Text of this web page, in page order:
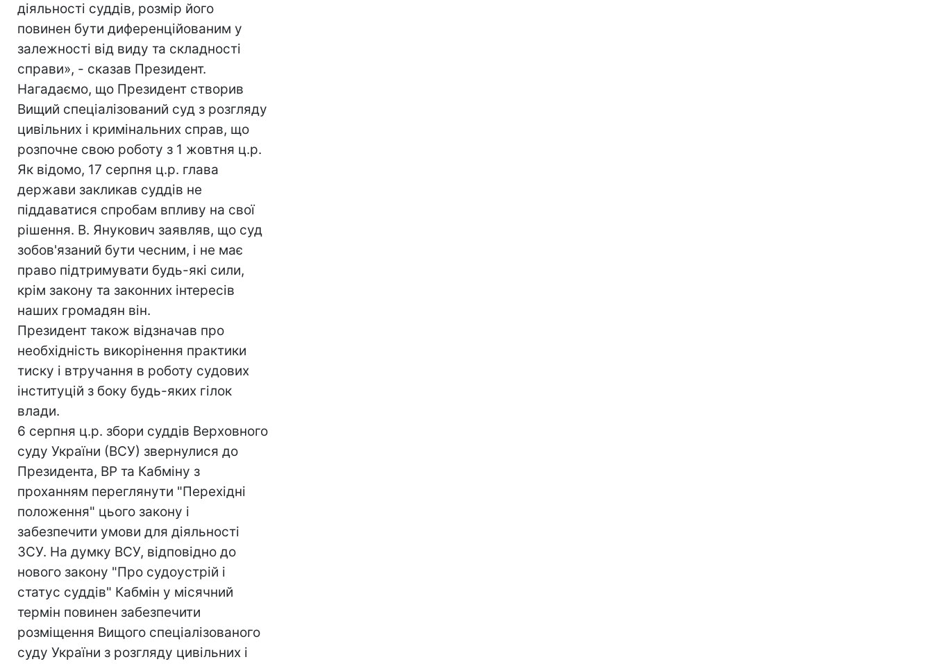
діяльності суддів, розмір його
повинен бути диференційованим у
залежності від виду та складності
справи», - сказав Президент.
Нагадаємо, що Президент створив
Вищий спеціалізований суд з розгляду
цивільних і кримінальних справ, що
розпочне свою роботу з 1 жовтня ц.р.
Як відомо, 17 серпня ц.р. глава
держави закликав суддів не
піддаватися спробам впливу на свої
рішення. В. Янукович заявляв, що суд
зобов'язаний бути чесним, і не має
право підтримувати будь-які сили,
крім закону та законних інтересів
наших громадян він.
Президент також відзначав про
необхідність викорінення практики
тиску і втручання в роботу судових
інституцій з боку будь-яких гілок
влади.
6 серпня ц.р. збори суддів Верховного
суду України (ВСУ) звернулися до
Президента, ВР та Кабміну з
проханням переглянути "Перехідні
положення" цього закону і
забезпечити умови для діяльності
ЗСУ. На думку ВСУ, відповідно до
нового закону "Про судоустрій і
статус суддів" Кабмін у місячний
термін повинен забезпечити
розміщення Вищого спеціалізованого
суду України з розгляду цивільних і